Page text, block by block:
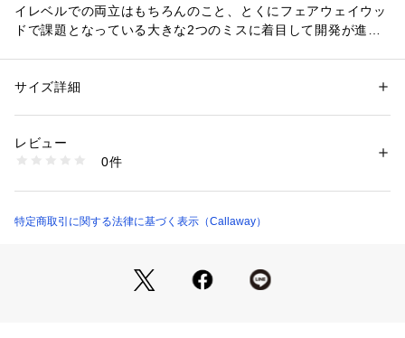
イレベルでの両立はもちろんのこと、とくにフェアウェイウッ
ドで課題となっている大きな2つのミスに着目して開発が進め
イウッドと比較して10倍に増加したAi 10x FACEが、さまざま
しっかりと上がって飛んでくれるよう、ソール内側から少し浮
いた状態に搭載されているタングステン・スピードウェーブ
タイプの「ELYTEフェアウェイウッド」は、キャロウェイらし
性別：メンズ
商品番号：
4L210570V500 （ショップ）
サイズ詳細
レビュー
0件
特定商取引に関する法律に基づく表示（Callaway）